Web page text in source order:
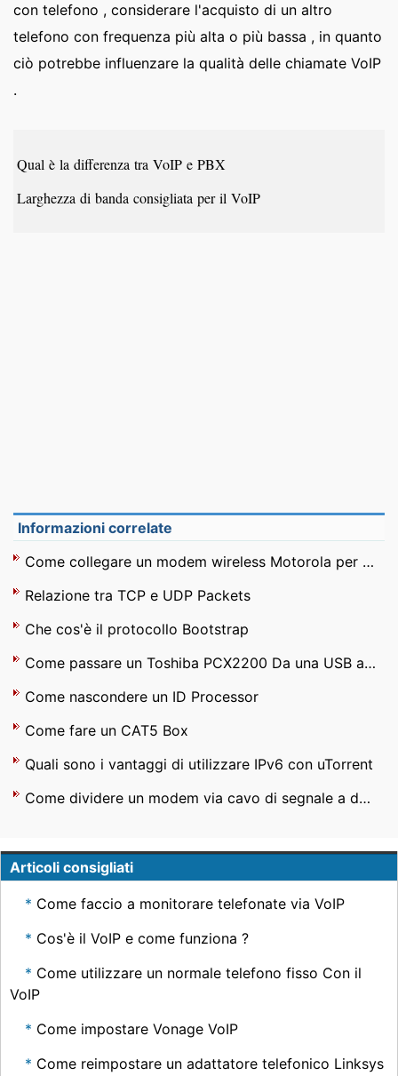
con telefono , considerare l'acquisto di un altro
telefono con frequenza più alta o più bassa , in quanto
ciò potrebbe influenzare la qualità delle chiamate VoIP
.
Qual è la differenza tra VoIP e PBX
Larghezza di banda consigliata per il VoIP
Informazioni correlate
Come collegare un modem wireless Motorola per un iBook
Relazione tra TCP e UDP Packets
Che cos'è il protocollo Bootstrap
Come passare un Toshiba PCX2200 Da una USB a Ethernet
Come nascondere un ID Processor
Come fare un CAT5 Box
Quali sono i vantaggi di utilizzare IPv6 con uTorrent
Come dividere un modem via cavo di segnale a due PC
Articoli consigliati
Come faccio a monitorare telefonate via VoIP
Cos'è il VoIP e come funziona ?
Come utilizzare un normale telefono fisso Con il
VoIP
Come impostare Vonage VoIP
Come reimpostare un adattatore telefonico Linksys